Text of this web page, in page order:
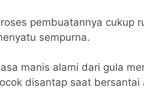
pembuatannya cukup
sempurna.
manis alami dari gula
disantap saat